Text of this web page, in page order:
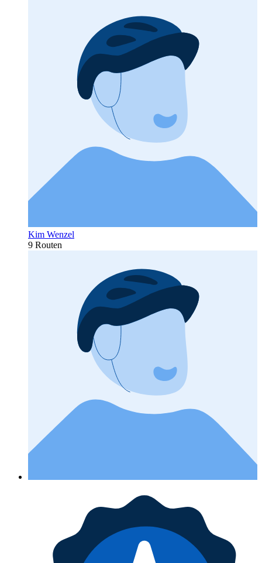
Kim Wenzel
9 Routen